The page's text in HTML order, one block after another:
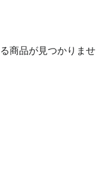
商品が見つかりませ